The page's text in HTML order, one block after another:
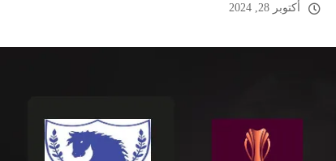
أكتوبر 28, 2024